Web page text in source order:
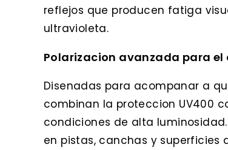
reflejos que producen fatiga
ultravioleta.
Polarizacion avanzada para el
Disenadas para acompanar a
combinan la proteccion UV400
condiciones de alta
en pistas, canchas y